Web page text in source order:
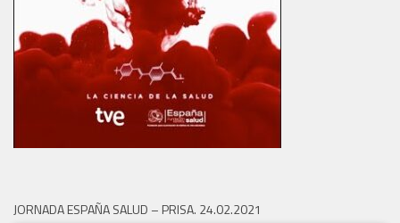
JORNADA ESPAÑA SALUD – PRISA. 24.02.2021